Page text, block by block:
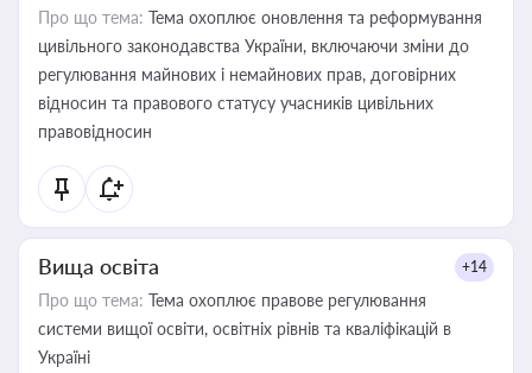
Про що тема: Тема охоплює оновлення та реформування
цивільного законодавства України, включаючи зміни до
регулювання майнових і немайнових прав, договірних
відносин та правового статусу учасників цивільних
правовідносин
Вища освіта +14
Про що тема: Тема охоплює правове регулювання
системи вищої освіти, освітніх рівнів та кваліфікацій в
Україні